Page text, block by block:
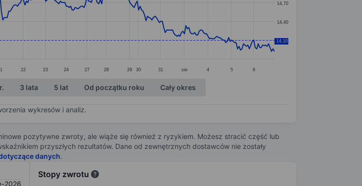
to 15.24.
22 23 24 27 28 29 30 31 sie 4 5 6
14,10
14,40
14,70
14,10
3 lata 5 lat Od początku roku Cały okres
wykresów i analiz.
pozytywne zwroty, ale wiąże się również z ryzykiem. Możesz stracić część lub
przyszłych rezultatów. Dane od zewnętrznych dostawców nie zostały
danych.
2026
Stopy zwrotu